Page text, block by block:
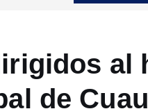
al
de